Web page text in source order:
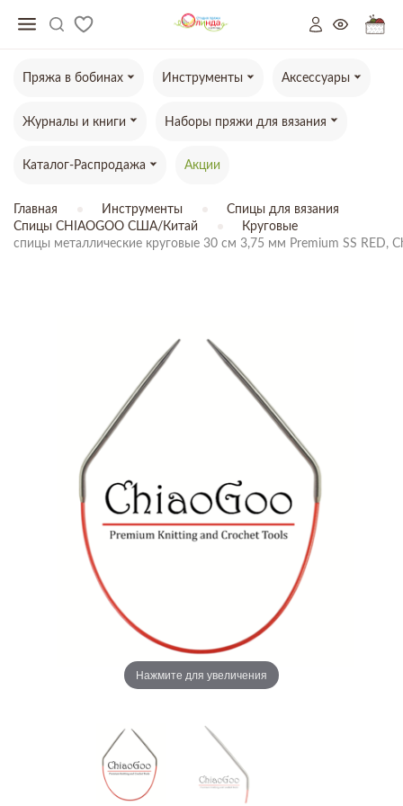
Пряжа в бобинах Инструменты Аксессуары
Журналы и книги Наборы пряжи для вязания
Каталог-Распродажа Акции
Главная Инструменты
Спицы для вязания
Спицы CHIAOGOO США/Китай
Круговые
спицы металлические круговые 30 см 3,75 мм Premium SS RED,
Нажмите для увеличения